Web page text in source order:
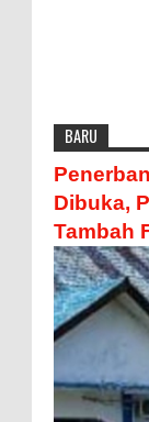
BARU
Dibuka,
Tambah